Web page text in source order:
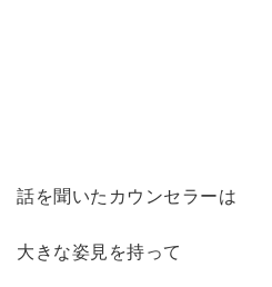
話を聞いた カウンセラーは
大きな姿見を持って